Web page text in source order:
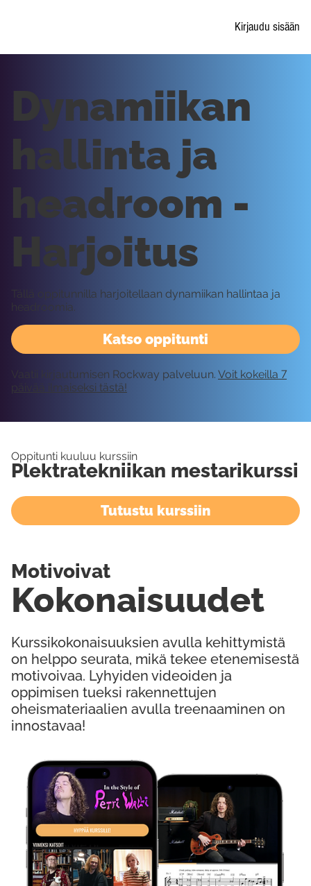
Kirjaudu sisään
Kokeile Ilmaiseksi
Katso oppitunti
Dynamiikan
hallinta ja
headroom -
Harjoitus
Tällä oppitunnilla harjoitellaan dynamiikan hallintaa ja
headroomia.
Vaatii kirjautumisen Rockway palveluun. Voit kokeilla 7
päivää ilmaiseksi tästä!
Oppitunti kuuluu kurssiin
Plektratekniikan mestarikurssi
Tutustu kurssiin
Kurssikokonaisuuksien avulla kehittymistä
on helppo seurata, mikä tekee etenemisestä
motivoivaa. Lyhyiden videoiden ja
oppimisen tueksi rakennettujen
oheismateriaalien avulla treenaaminen on
innostavaa!
Kokonaisuudet
Motivoivat